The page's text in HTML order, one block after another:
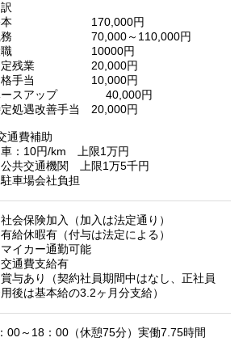
本 170,000円
務 70,000～110,000円
職 10000円
定残業 20,000円
格手当 10,000円
ースアップ 40,000円
処遇改善手当 20,000円
通費補助
車：10円/km 上限1万円
公共交通機関 上限1万5千円
駐車場会社負担
社会保険加入（加入は法定通り）
有給休暇有（付与は法定による）
マイカー通勤可能
交通費支給有
賞与あり（契約社員期間中はなし、正社員
後は基本給の3.2ヶ月分支給）
00～18：00（休憩75分）実働7.75時間